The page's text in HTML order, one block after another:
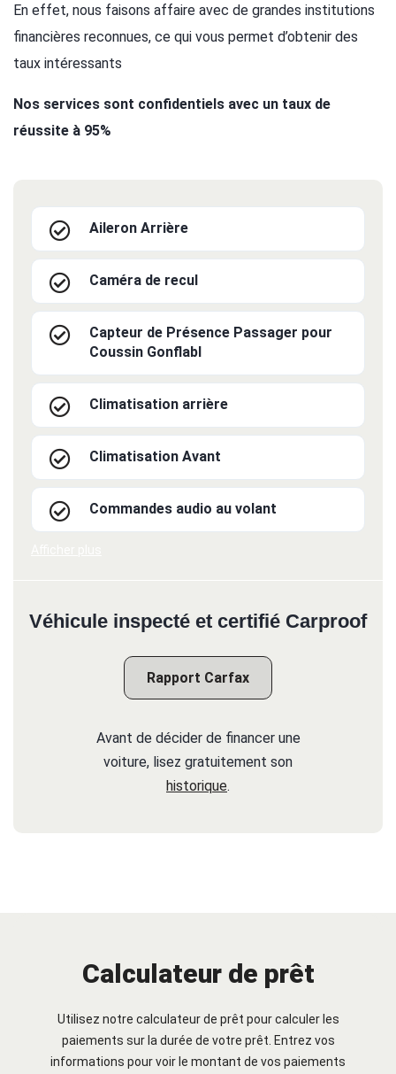
En effet, nous faisons affaire avec de grandes institutions
financières reconnues, ce qui vous permet d’obtenir des
taux intéressants
Nos services sont confidentiels avec un taux de
réussite à 95%
Aileron Arrière
Caméra de recul
Capteur de Présence Passager pour
Coussin Gonflabl
Climatisation arrière
Climatisation Avant
Commandes audio au volant
Véhicule inspecté et certifié Carproof
Rapport Carfax
Avant de décider de financer une
voiture, lisez gratuitement son
historique.
Calculateur de prêt
Utilisez notre calculateur de prêt pour calculer les
paiements sur la durée de votre prêt. Entrez vos
informations pour voir le montant de vos paiements